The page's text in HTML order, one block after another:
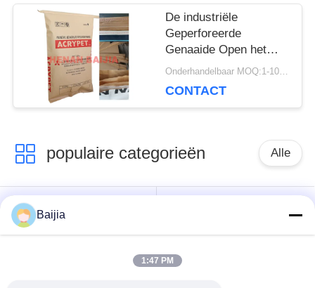
De industriële
Geperforeerde
Genaaide Open het
Document van
60g van Zakkenflexo -
Onderhandelbaar MOQ:1-10000 PC
CONTACT
populaire categorieën Alle
Het Document van
Multiwallkraftpapier
Zakken
Klepmultiwall Zakken
Baijia
1:47 PM